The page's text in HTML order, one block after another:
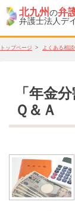
北九州の弁
弁護士法人デ
トップページ よくある相
「年金
Ｑ＆Ａ